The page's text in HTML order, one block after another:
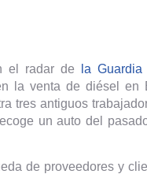
el radar de
la
la venta de diésel en
tres antiguos
un auto del
de proveedores y